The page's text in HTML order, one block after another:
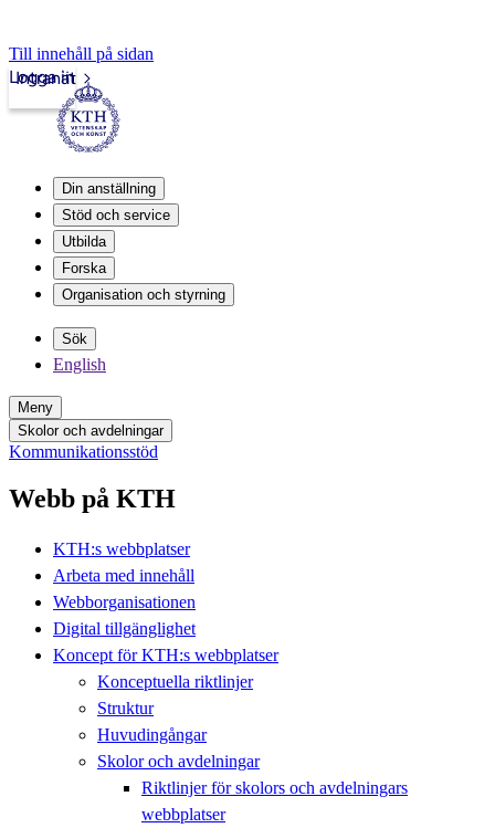
Till innehåll på sidan
Intranät
Logga in
Din anställning
Stöd och service
Utbilda
Forska
Organisation och styrning
Sök
English
Meny
Skolor och avdelningar
Kommunikationsstöd
Webb på KTH
KTH:s webbplatser
Arbeta med innehåll
Webborganisationen
Digital tillgänglighet
Koncept för KTH:s webbplatser
Konceptuella riktlinjer
Struktur
Huvudingångar
Skolor och avdelningar
Riktlinjer för skolors och avdelningars
webbplatser